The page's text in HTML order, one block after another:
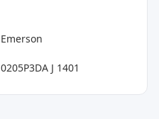
Emerson
0205P3DA J 1401